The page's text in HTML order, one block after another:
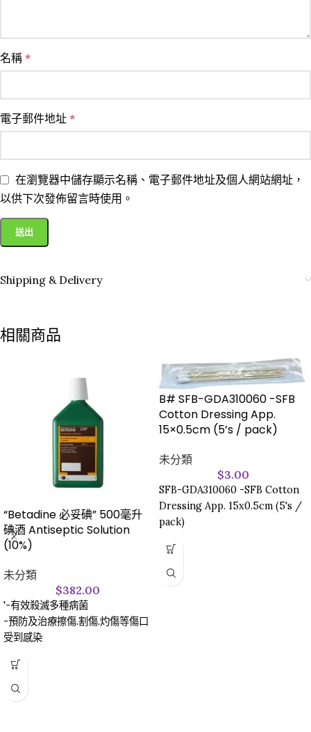
名稱 *
電子郵件地址 *
在瀏覽器中儲存顯示名稱、電子郵件地址及個人網站網址，
以供下次發佈留言時使用。
Shipping & Delivery
相關商品
“Betadine 必妥碘” 500毫升
碘酒 Antiseptic Solution
(10%)
未分類
$382.00
'-有效殺滅多種病菌
-預防及治療擦傷.割傷.灼傷等傷口
受到感染
B# SFB-GDA310060 -SFB
Cotton Dressing App.
15×0.5cm (5’s / pack)
未分類
$3.00
SFB-GDA310060 -SFB Cotton
Dressing App. 15x0.5cm (5's /
pack)